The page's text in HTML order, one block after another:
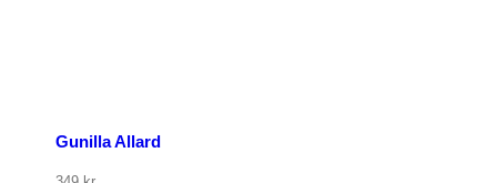
Gunilla Allard